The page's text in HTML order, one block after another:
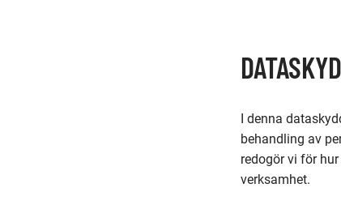
I denna
behandling av
redogör vi för
verksamhet.